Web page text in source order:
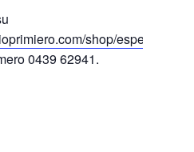
shop/esperienze
0439 62941.